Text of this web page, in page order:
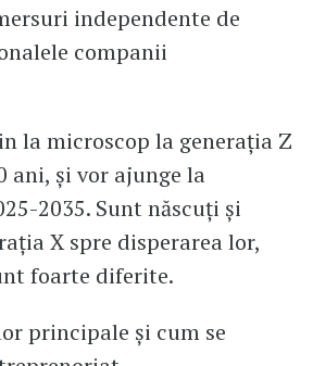
independente de
companii
la microscop la generația Z
ani, și vor ajunge la
2035. Sunt născuți și
X spre disperarea lor,
foarte diferite.
principale și cum se